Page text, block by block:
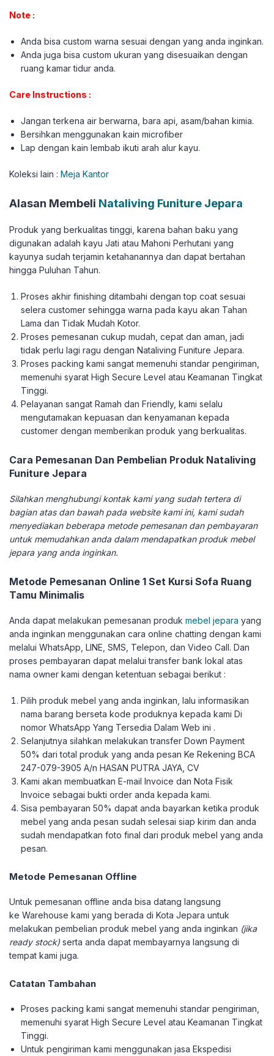
Note :
Anda bisa custom warna sesuai dengan yang anda inginkan.
Anda juga bisa custom ukuran yang disesuaikan dengan
ruang kamar tidur anda.
Care Instructions :
Jangan terkena air berwarna, bara api, asam/bahan kimia.
Bersihkan menggunakan kain microfiber
Lap dengan kain lembab ikuti arah alur kayu.
Koleksi lain : Meja Kantor
Alasan Membeli Nataliving Funiture Jepara
Produk yang berkualitas tinggi, karena bahan baku yang
digunakan adalah kayu Jati atau Mahoni Perhutani yang
kayunya sudah terjamin ketahanannya dan dapat bertahan
hingga Puluhan Tahun.
Proses akhir finishing ditambahi dengan top coat sesuai
selera customer sehingga warna pada kayu akan Tahan
Lama dan Tidak Mudah Kotor.
Proses pemesanan cukup mudah, cepat dan aman, jadi
tidak perlu lagi ragu dengan Nataliving Funiture Jepara.
Proses packing kami sangat memenuhi standar pengiriman,
memenuhi syarat High Secure Level atau Keamanan Tingkat
Tinggi.
Pelayanan sangat Ramah dan Friendly, kami selalu
mengutamakan kepuasan dan kenyamanan kepada
customer dengan memberikan produk yang berkualitas.
Cara Pemesanan Dan Pembelian Produk Nataliving
Funiture Jepara
Silahkan menghubungi kontak kami yang sudah tertera di
bagian atas dan bawah pada website kami ini, kami sudah
menyediakan beberapa metode pemesanan dan pembayaran
untuk memudahkan anda dalam mendapatkan produk mebel
jepara yang anda inginkan.
Metode Pemesanan Online 1 Set Kursi Sofa Ruang
Tamu Minimalis
Anda dapat melakukan pemesanan produk mebel jepara yang
anda inginkan menggunakan cara online chatting dengan kami
melalui WhatsApp, LINE, SMS, Telepon, dan Video Call. Dan
proses pembayaran dapat melalui transfer bank lokal atas
nama owner kami dengan ketentuan sebagai berikut :
Pilih produk mebel yang anda inginkan, lalu informasikan
nama barang berseta kode produknya kepada kami Di
nomor WhatsApp Yang Tersedia Dalam Web ini .
Selanjutnya silahkan melakukan transfer Down Payment
50% dari total produk yang anda pesan Ke Rekening BCA
247-079-3905 A/n HASAN PUTRA JAYA, CV
Kami akan membuatkan E-mail Invoice dan Nota Fisik
Invoice sebagai bukti order anda kepada kami.
Sisa pembayaran 50% dapat anda bayarkan ketika produk
mebel yang anda pesan sudah selesai siap kirim dan anda
sudah mendapatkan foto final dari produk mebel yang anda
pesan.
Metode Pemesanan Offline
Untuk pemesanan offline anda bisa datang langsung
ke Warehouse kami yang berada di Kota Jepara untuk
melakukan pembelian produk mebel yang anda inginkan (jika
ready stock) serta anda dapat membayarnya langsung di
tempat kami juga.
Catatan Tambahan
Proses packing kami sangat memenuhi standar pengiriman,
memenuhi syarat High Secure Level atau Keamanan Tingkat
Tinggi.
Untuk pengiriman kami menggunakan jasa Ekspedisi